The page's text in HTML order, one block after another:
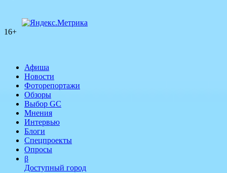
16+
Афиша
Новости
Фоторепортажи
Обзоры
Выбор GC
Мнения
Интервью
Блоги
Спецпроекты
Опросы
β
Доступный город